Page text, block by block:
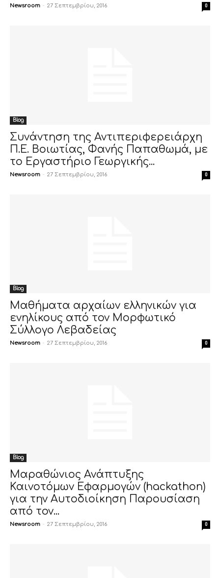
Newsroom - 27 Σεπτεμβρίου, 2016 0
Blog
Συνάντηση της Αντιπεριφερειάρχη
Π.Ε. Βοιωτίας, Φανής Παπαθωμά, με
το Εργαστήριο Γεωργικής...
Newsroom - 27 Σεπτεμβρίου, 2016 0
Blog
Μαθήματα αρχαίων ελληνικών για
ενηλίκους από τον Μορφωτικό
Σύλλογο Λεβαδείας
Newsroom - 27 Σεπτεμβρίου, 2016 0
Blog
Μαραθώνιος Ανάπτυξης
Καινοτόμων Εφαρμογών (hackathon)
για την Αυτοδιοίκηση Παρουσίαση
από τον...
Newsroom - 27 Σεπτεμβρίου, 2016 0